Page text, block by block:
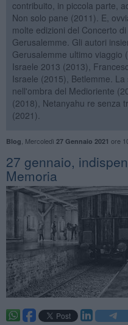
contribuito, in piccola parte,
Non solo pane (2011). E,
molte edizioni del Concerto
Gerusalemme. Gli autori
Gerusalemme ultimo viaggio
Israele 2013 (2013),
Israele (2015), Betlemme.
nell'ombra del Medioriente
(2018), Netanyahu re senza
(2021).
Blog Mercoledì 27 Gennaio 2021 ore
27 gennaio,
Memoria